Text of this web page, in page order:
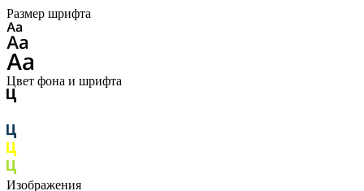
Размер шрифта
Цвет фона и шрифта
Изображения